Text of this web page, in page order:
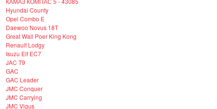
Hyundai County
Opel Combo E
Daewoo Novus 18T
Great Wall Poer King Kong
Renault Lodgy
Isuzu Elf EC7
JAC T9
GAC
GAC Leader
JMC Conquer
JMC Carrying
JMC Vigus